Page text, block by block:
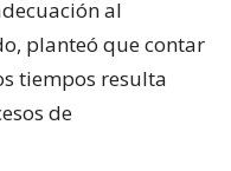
al
planteó que contar
tiempos resulta
de